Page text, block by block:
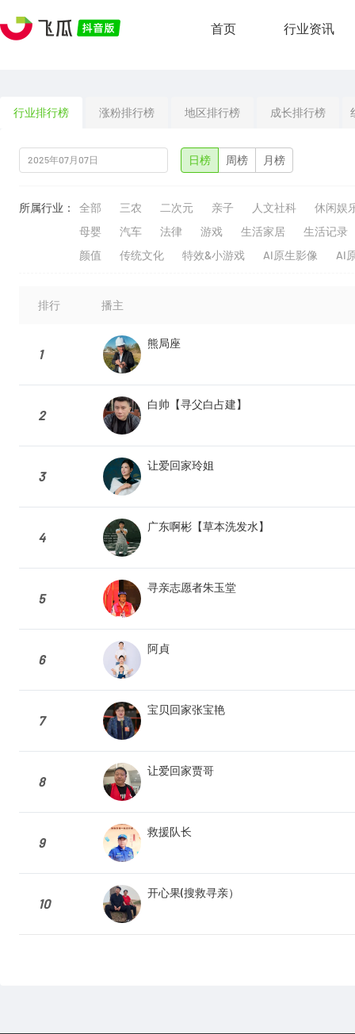
首页 行业资讯
行业排行榜 涨粉排行榜 地区排行榜 成长排行榜
日榜 周榜 月榜
所属行业： 全部 三农 二次元 亲子 人文社科
休闲娱
母婴
汽车 法律 游戏 生活家居
生活记录
颜值
传统文化 特效&小游戏 AI原生影像 AI
排行 播主
1
熊局座
2
白帅【寻父白占建】
3
让爱回家玲姐
4
广东啊彬【草本洗发水】
5
寻亲志愿者朱玉堂
6
阿貞
7
宝贝回家张宝艳
8
让爱回家贾哥
9
救援队长
10
开心果(搜救寻亲）